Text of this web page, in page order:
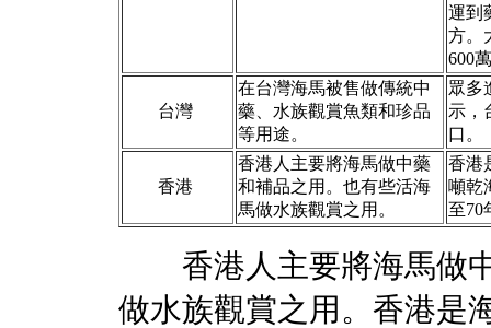
運到
方。
600
台灣
在台灣海馬被售做傳統中
藥、水族觀賞魚類和珍品
等用途。
眾多
示，
口。
香港
香港人主要將海馬做中藥
和補品之用。也有些活海
馬做水族觀賞之用。
香港
噸乾
至70
香港人主要將海馬做中
做水族觀賞之用。香港是